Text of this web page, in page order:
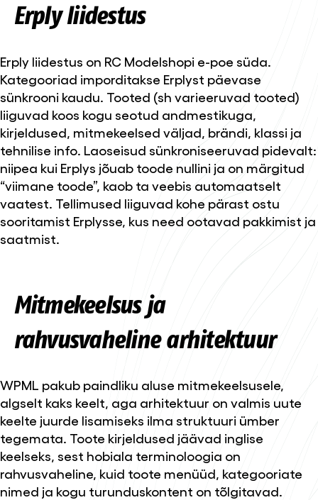
Erply liidestus
Erply liidestus on RC Modelshopi e-poe süda.
Kategooriad imporditakse Erplyst päevase
sünkrooni kaudu. Tooted (sh varieeruvad tooted)
liiguvad koos kogu seotud andmestikuga,
kirjeldused, mitmekeelsed väljad, brändi, klassi ja
tehnilise info. Laoseisud sünkroniseeruvad pidevalt:
niipea kui Erplys jõuab toode nullini ja on märgitud
“viimane toode”, kaob ta veebis automaatselt
vaatest. Tellimused liiguvad kohe pärast ostu
sooritamist Erplysse, kus need ootavad pakkimist ja
saatmist.
Mitmekeelsus ja
rahvusvaheline arhitektuur
WPML pakub paindliku aluse mitmekeelsusele,
algselt kaks keelt, aga arhitektuur on valmis uute
keelte juurde lisamiseks ilma struktuuri ümber
tegemata. Toote kirjeldused jäävad inglise
keelseks, sest hobiala terminoloogia on
rahvusvaheline, kuid toote menüüd, kategooriate
nimed ja kogu turunduskontent on tõlgitavad.